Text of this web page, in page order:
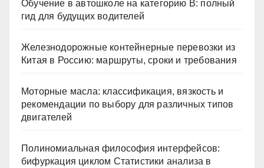
Обучение в автошколе на категорию В: полный
гид для будущих водителей
Железнодорожные контейнерные перевозки из
Китая в Россию: маршруты, сроки и требования
Моторные масла: классификация, вязкость и
рекомендации по выбору для различных типов
двигателей
Полиномиальная философия интерфейсов:
бифуркация циклом Статистики анализа в